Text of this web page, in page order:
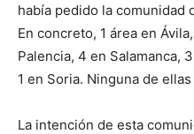
había pedido la comunidad
En concreto, 1 área en
Palencia, 4 en Salamanca,
1 en Soria. Ninguna de
La intención de esta